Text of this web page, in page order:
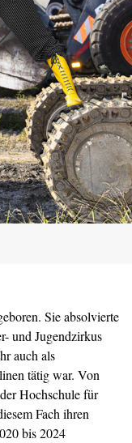
Sie absolvierte
und Jugendzirkus
auch als
tätig war. Von
Hochschule für
Fach ihren
bis 2024